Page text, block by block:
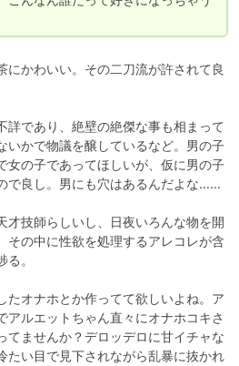
かわいい。その二刀流が許されて良
であり、絶壁の絶傑な事も相まって
いかで物議を醸しているなど。男の子
女の子であってほしいが、仮に男の子
で良し。男にも穴はあるんだよな……
技師らしいし、日夜いろんな物を開
その中に性欲を処理するアレコレが含
。
オナホとか作ってて欲しいよね。ア
アルエットちゃん直々にオナホコキさ
てませんか？デロッデロに甘イチャな
たい目で見下されながら乱暴に抜かれ